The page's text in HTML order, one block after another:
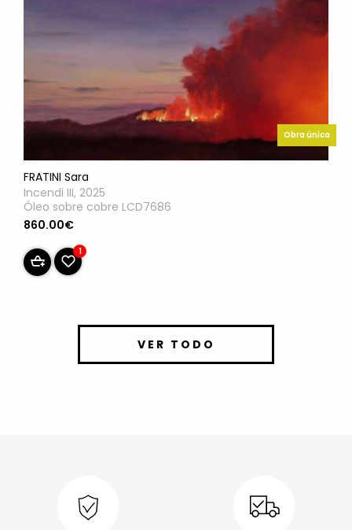
Obra única
FRATINI Sara
Incendi III, 2025
Óleo sobre cobre LCD7686
860.00€
1
VER TODO